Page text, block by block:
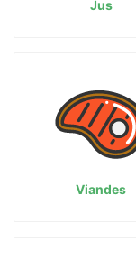
Jus
Viandes